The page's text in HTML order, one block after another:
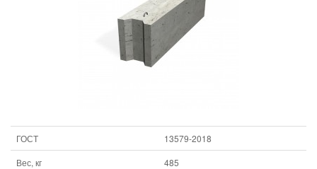
ГОСТ
13579-2018
Вес, кг
485